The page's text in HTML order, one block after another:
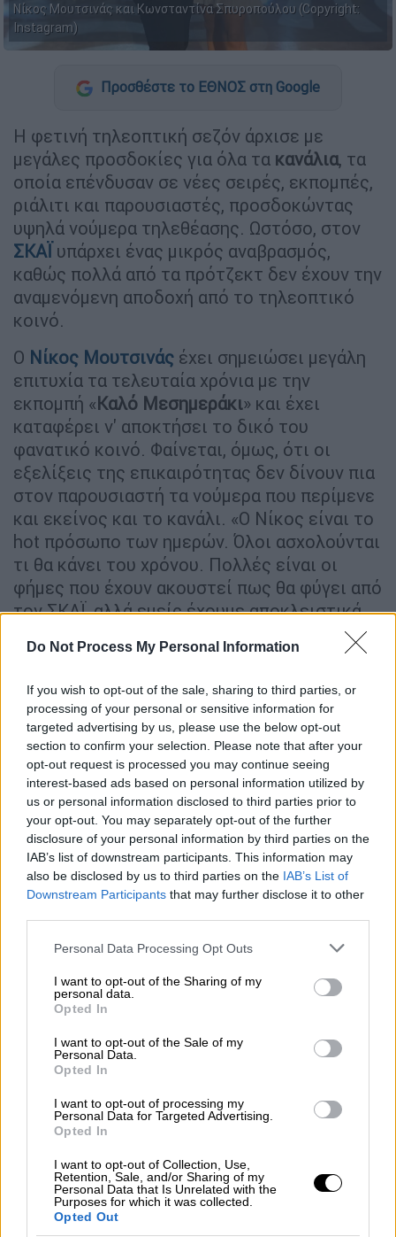
Do Not Process My Personal Information
If you wish to opt-out of the sale, sharing to third parties, or
processing of your personal or sensitive information for
targeted advertising by us, please use the below opt-out
section to confirm your selection. Please note that after your
opt-out request is processed you may continue seeing
interest-based ads based on personal information utilized by
us or personal information disclosed to third parties prior to
your opt-out. You may separately opt-out of the further
disclosure of your personal information by third parties on the
IAB’s list of downstream participants. This information may
also be disclosed by us to third parties on the IAB’s List of
Downstream Participants that may further disclose it to other
Please note that this website/app uses one or more Google
not limited to your visit or usage behaviour. You may click to
grant or deny consent to Google and its third-party tags to
use your data for below specified purposes in below Google
consent section.
Personal Data Processing Opt Outs
I want to opt-out of the Sharing of my
personal data.
Opted In
I want to opt-out of the Sale of my
Personal Data.
Opted In
I want to opt-out of processing my
Personal Data for Targeted Advertising.
Opted In
I want to opt-out of Collection, Use,
Retention, Sale, and/or Sharing of my
Personal Data that Is Unrelated with the
Purposes for which it was collected.
Opted Out
Νίκος Μουτσινάς και Κωνσταντίνα Σπυροπούλου (Copyright:
Instagram)
Προσθέστε το ΕΘΝΟΣ στη Google
Η φετινή τηλεοπτική σεζόν άρχισε με
μεγάλες προσδοκίες για όλα τα κανάλια, τα
οποία επένδυσαν σε νέες σειρές, εκπομπές,
ριάλιτι και παρουσιαστές, προσδοκώντας
υψηλά νούμερα τηλεθέασης. Ωστόσο, στον
ΣΚΑΪ υπάρχει ένας μικρός αναβρασμός,
καθώς πολλά από τα πρότζεκτ δεν έχουν την
αναμενόμενη αποδοχή από το τηλεοπτικό
κοινό.
Ο Νίκος Μουτσινάς έχει σημειώσει μεγάλη
επιτυχία τα τελευταία χρόνια με την
εκπομπή «Καλό Μεσημεράκι» και έχει
καταφέρει ν' αποκτήσει το δικό του
φανατικό κοινό. Φαίνεται, όμως, ότι οι
εξελίξεις της επικαιρότητας δεν δίνουν πια
στον παρουσιαστή τα νούμερα που περίμενε
και εκείνος και το κανάλι. «Ο Νίκος είναι το
hot πρόσωπο των ημερών. Όλοι ασχολούνται
τι θα κάνει του χρόνου. Πολλές είναι οι
φήμες που έχουν ακουστεί πως θα φύγει από
τον ΣΚΑΪ, αλλά εμείς έχουμε αποκλειστικά
παρουσιάσει ένα τηλεπαιχνίδι, το οποίο θα
Μακρυπούλια» ανέφερε ο Αλέξανδρος
Κατσαρίδης στην εκπομπή «OPEN Weekend».
Παράλληλα, ηΤίνα Μεσσαροπούλου
αποκάλυψε στην ίδια εκπομπή ό,τι δεν θα
Style Rocks», αναφέρθηκε στο «Happy Day»,
αλλά και στο παρασκήνιο της συνεργασίας
Δημήτρη Ουγγαρέζουμε την
Ελένη
Μενεγάκη.